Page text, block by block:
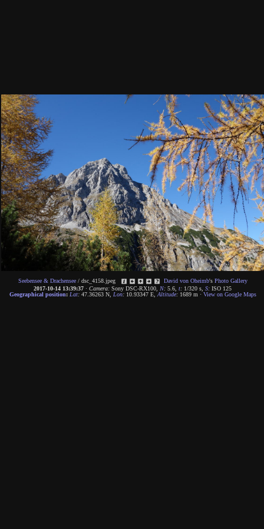
Seebensee & Drachensee/ dsc_4158.jpeg David von Oheimb's Photo Gallery
2017-10-14 13:39:37 · Camera: Sony DSC-RX100 N: 5.6 t: 1/320 s S: ISO 125
Geographical position: Lat: 47.36263 N, Lon: 10.93347 E, Altitude: 1689 m · View on Google Maps